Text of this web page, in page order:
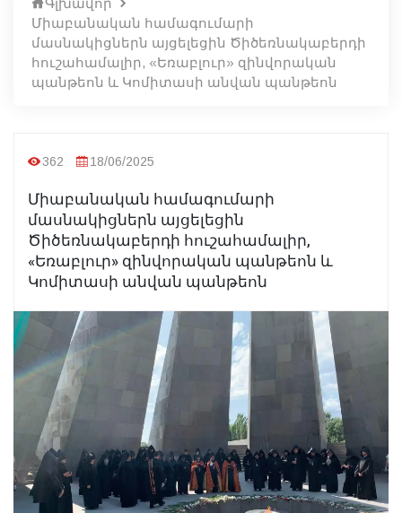
Միաբանական համագումարի
մասնակիցներն այցելեցին Ծիծեռնակաբերդի
հուշահամալիր, «Եռաբլուր» զինվորական
պանթեոն և Կոմիտասի անվան պանթեոն
362 18/06/2025
Միաբանական համագումարի
մասնակիցներն այցելեցին
Ծիծեռնակաբերդի հուշահամալիր,
«Եռաբլուր» զինվորական պանթեոն և
Կոմիտասի անվան պանթեոն